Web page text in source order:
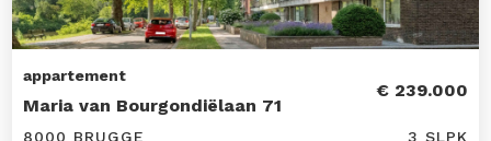
appartement
Maria van Bourgondiëlaan 71
€ 239.000
8000 BRUGGE 3 SLPK